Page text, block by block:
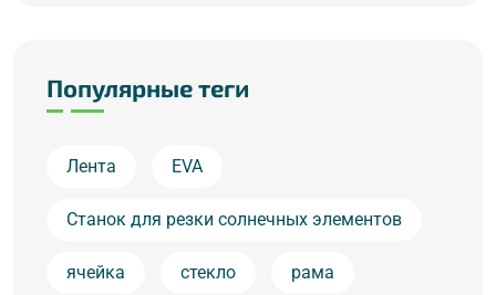
Популярные теги
Лента EVA
Станок для резки солнечных элементов
ячейка стекло рама